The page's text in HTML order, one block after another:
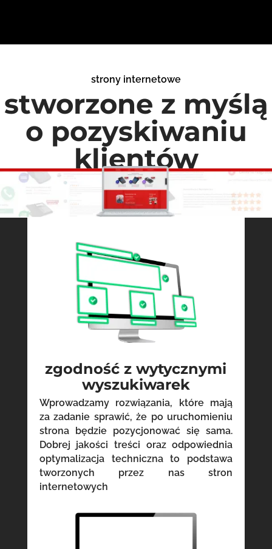
strony internetowe
stworzone z myślą
o pozyskiwaniu
klientów
zgodność z wytycznymi
wyszukiwarek
Wprowadzamy rozwiązania, które mają
za zadanie sprawić, że po uruchomieniu
strona będzie pozycjonować się sama.
Dobrej jakości treści oraz odpowiednia
optymalizacja techniczna to podstawa
tworzonych przez nas stron
internetowych